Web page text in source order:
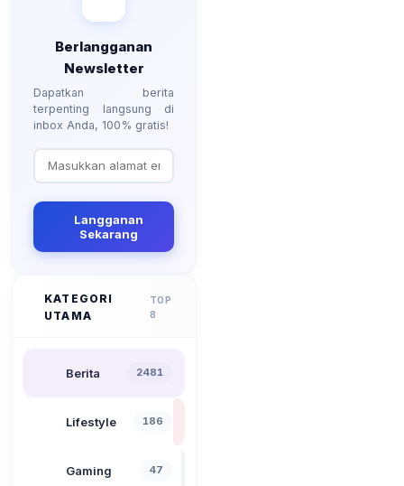
Berlangganan
Newsletter
Dapatkan berita
terpenting langsung di
inbox Anda, 100% gratis!
Langganan
Sekarang
KATEGORI
UTAMA
TOP
8
Berita 2481
Lifestyle 186
Gaming 47